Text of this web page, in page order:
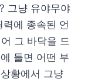
그냥 유야무야
에 종속된 언
그 바닥을 드
들면 어떤 부
황에서 그냥